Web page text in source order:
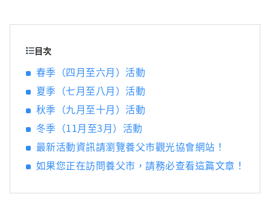
目次
春季（四月至六月）活動
夏季（七月至八月）活動
秋季（九月至十月）活動
冬季（11月至3月）活動
最新活動資訊請瀏覽養父市觀光協會網站！
如果您正在訪問養父市，請務必查看這篇文章！